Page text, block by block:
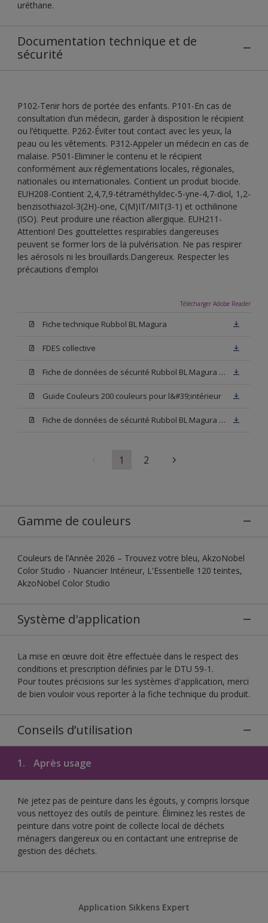
uréthane.
Documentation technique et de
sécurité
P102-Tenir hors de portée des enfants. P101-En cas de
consultation d’un médecin, garder à disposition le récipient
ou l’étiquette. P262-Éviter tout contact avec les yeux, la
peau ou les vêtements. P312-Appeler un médecin en cas de
malaise. P501-Eliminer le contenu et le récipient
conformément aux réglementations locales, régionales,
nationales ou internationales. Contient un produit biocide.
EUH208-Contient 2,4,7,9-tétraméthyldec-5-yne-4,7-diol, 1,2-
benzisothiazol-3(2H)-one, C(M)IT/MIT(3-1) et octhilinone
(ISO). Peut produire une réaction allergique. EUH211-
Attention! Des gouttelettes respirables dangereuses
peuvent se former lors de la pulvérisation. Ne pas respirer
les aérosols ni les brouillards.Dangereux. Respecter les
précautions d'emploi
Télécharger Adobe Reader
Fiche technique Rubbol BL Magura
FDES collective
Fiche de données de sécurité Rubbol BL Magura Blanc
Guide Couleurs 200 couleurs pour l&#39;intérieur
Fiche de données de sécurité Rubbol BL Magura Base N00
1 2
Gamme de couleurs
Couleurs de l’Année 2026 – Trouvez votre bleu, AkzoNobel
Color Studio - Nuancier Intérieur, L'Essentielle 120 teintes,
AkzoNobel Color Studio
Système d'application
La mise en œuvre doit être effectuée dans le respect des
conditions et prescription définies par le DTU 59-1.
Pour toutes précisions sur les systèmes d'application, merci
de bien vouloir vous reporter à la fiche technique du produit.
Conseils d’utilisation
1. Après usage
Ne jetez pas de peinture dans les égouts, y compris lorsque
vous nettoyez des outils de peinture. Éliminez les restes de
peinture dans votre point de collecte local de déchets
ménagers dangereux ou en contactant une entreprise de
gestion des déchets.
Application Sikkens Expert